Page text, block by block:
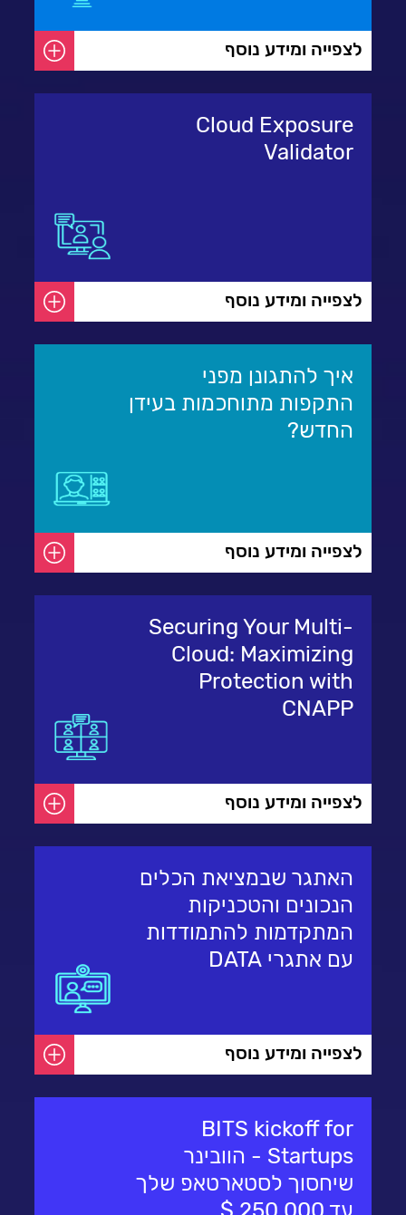
לצפייה ומידע נוסף
Cloud Exposure
Validator
לצפייה ומידע נוסף
איך להתגונן מפני
התקפות מתוחכמות בעידן
החדש?
לצפייה ומידע נוסף
Securing Your Multi-
Cloud: Maximizing
Protection with
CNAPP
לצפייה ומידע נוסף
האתגר שבמציאת הכלים
הנכונים והטכניקות
המתקדמות להתמודדות
עם אתגרי DATA
לצפייה ומידע נוסף
BITS kickoff for
Startups - הוובינר
שיחסוך לסטארטאפ שלך